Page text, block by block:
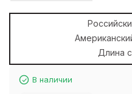
Длина
В наличии